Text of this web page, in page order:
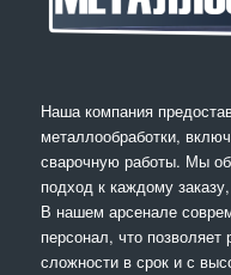
Наша компания
металлообработки,
сварочную работы. Мы
подход к каждому
В нашем арсенале
персонал, что
сложности в срок и с